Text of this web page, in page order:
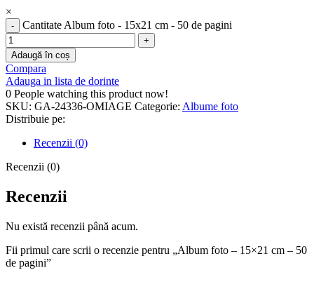
×
Cantitate Album foto - 15x21 cm - 50 de pagini
Adaugă în coș
Compara
Adauga in lista de dorinte
0 People watching this product now!
SKU: GA-24336-OMIAGE Categorie: Albume foto
Distribuie pe:
Recenzii (0)
Recenzii (0)
Recenzii
Nu există recenzii până acum.
Fii primul care scrii o recenzie pentru „Album foto – 15×21 cm – 50
de pagini”